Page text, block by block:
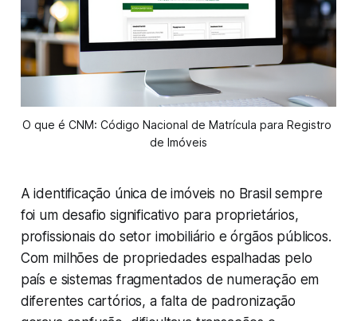
O que é CNM: Código Nacional de Matrícula para Registro
de Imóveis
A identificação única de imóveis no Brasil sempre
foi um desafio significativo para proprietários,
profissionais do setor imobiliário e órgãos públicos.
Com milhões de propriedades espalhadas pelo
país e sistemas fragmentados de numeração em
diferentes cartórios, a falta de padronização